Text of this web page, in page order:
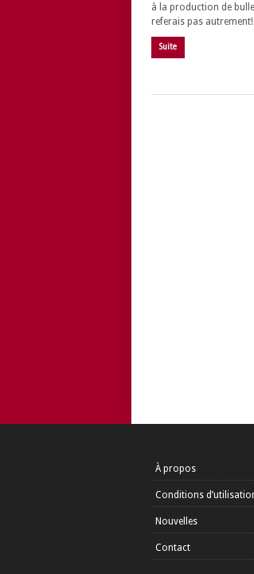
à la production de
referais pas autrement!
Suite
À propos
Conditions
Nouvelles
Contact